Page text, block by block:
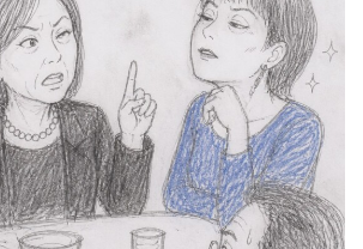
「訴えたら勝てそうじゃね」エレベーター無し5階
量の水、その絶望的な光景に同情の声殺到
tend Editorial Team
異なるアーティストが一堂に会す音楽ライブ「Re S
Special Live」、高校生以下無料という夢のよ...